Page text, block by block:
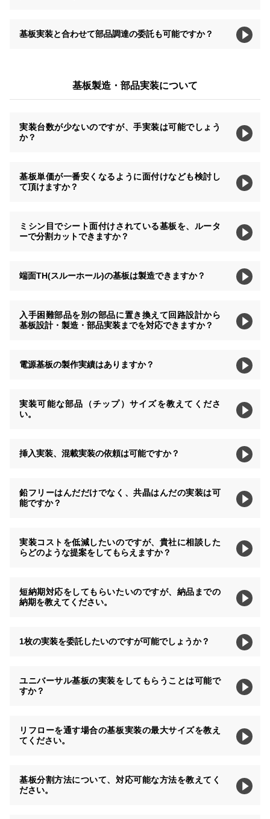
基板実装と合わせて部品調達の委託も可能ですか？
基板製造・部品実装について
実装台数が少ないのですが、手実装は可能でしょう
か？
基板単価が一番安くなるように面付けなども検討し
て頂けますか？
ミシン目でシート面付けされている基板を、ルータ
ーで分割カットできますか？
端面TH(スルーホール)の基板は製造できますか？
入手困難部品を別の部品に置き換えて回路設計から
基板設計・製造・部品実装までを対応できますか？
電源基板の製作実績はありますか？
実装可能な部品（チップ）サイズを教えてくださ
い。
挿入実装、混載実装の依頼は可能ですか？
鉛フリーはんだだけでなく、共晶はんだの実装は可
能ですか？
実装コストを低減したいのですが、貴社に相談した
らどのような提案をしてもらえますか？
短納期対応をしてもらいたいのですが、納品までの
納期を教えてください。
1枚の実装を委託したいのですが可能でしょうか？
ユニバーサル基板の実装をしてもらうことは可能で
すか？
リフローを通す場合の基板実装の最大サイズを教え
てください。
基板分割方法について、対応可能な方法を教えてく
ださい。